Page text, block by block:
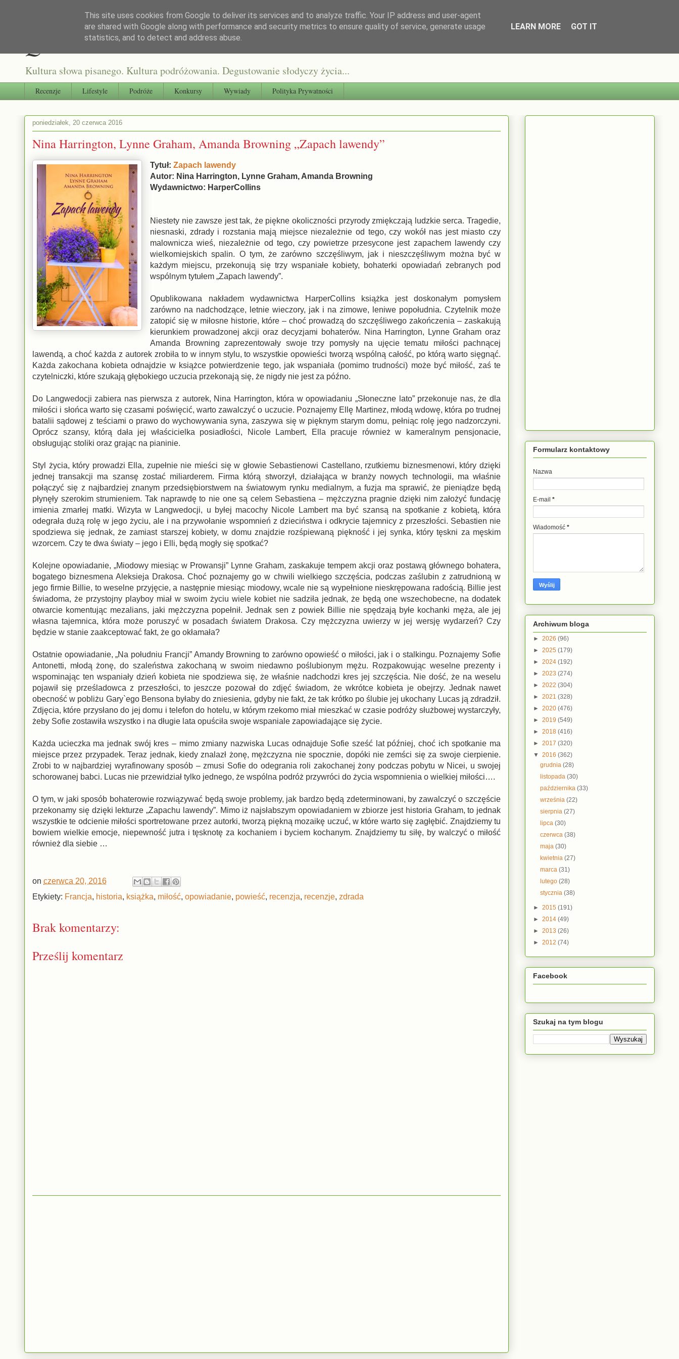
Qultura słowa
Kultura słowa pisanego. Kultura podróżowania. Degustowanie słodyczy życia...
Recenzje Lifestyle Podróże Konkursy Wywiady Polityka Prywatności
poniedziałek, 20 czerwca 2016
Nina Harrington, Lynne Graham, Amanda Browning „Zapach lawendy”
Tytuł: Zapach lawendy
Autor: Nina Harrington, Lynne Graham, Amanda Browning
Wydawnictwo: HarperCollins
Niestety nie zawsze jest tak, że piękne okoliczności przyrody zmiękczają ludzkie serca. Tragedie,
niesnaski, zdrady i rozstania mają miejsce niezależnie od tego, czy wokół nas jest miasto czy
malownicza wieś, niezależnie od tego, czy powietrze przesycone jest zapachem lawendy czy
wielkomiejskich spalin. O tym, że zarówno szczęśliwym, jak i nieszczęśliwym można być w
każdym miejscu, przekonują się trzy wspaniałe kobiety, bohaterki opowiadań zebranych pod
wspólnym tytułem „Zapach lawendy”.
Opublikowana nakładem wydawnictwa HarperCollins książka jest doskonałym pomysłem
zarówno na nadchodzące, letnie wieczory, jak i na zimowe, leniwe popołudnia. Czytelnik może
zatopić się w miłosne historie, które – choć prowadzą do szczęśliwego zakończenia – zaskakują
kierunkiem prowadzonej akcji oraz decyzjami bohaterów. Nina Harrington, Lynne Graham oraz
Amanda Browning zaprezentowały swoje trzy pomysły na ujęcie tematu miłości pachnącej
lawendą, a choć każda z autorek zrobiła to w innym stylu, to wszystkie opowieści tworzą wspólną całość, po którą warto sięgnąć.
Każda zakochana kobieta odnajdzie w książce potwierdzenie tego, jak wspaniała (pomimo trudności) może być miłość, zaś te
czytelniczki, które szukają głębokiego uczucia przekonają się, że nigdy nie jest za późno.
Do Langwedocji zabiera nas pierwsza z autorek, Nina Harrington, która w opowiadaniu „Słoneczne lato” przekonuje nas, że dla
miłości i słońca warto się czasami poświęcić, warto zawalczyć o uczucie. Poznajemy Ellę Martinez, młodą wdowę, która po trudnej
batalii sądowej z teściami o prawo do wychowywania syna, zaszywa się w pięknym starym domu, pełniąc rolę jego nadzorczyni.
Oprócz szansy, którą dała jej właścicielka posiadłości, Nicole Lambert, Ella pracuje również w kameralnym pensjonacie,
obsługując stoliki oraz grając na pianinie.
Styl życia, który prowadzi Ella, zupełnie nie mieści się w głowie Sebastienowi Castellano, rzutkiemu biznesmenowi, który dzięki
jednej transakcji ma szansę zostać miliarderem. Firma którą stworzył, działająca w branży nowych technologii, ma właśnie
połączyć się z najbardziej znanym przedsiębiorstwem na światowym rynku medialnym, a fuzja ma sprawić, że pieniądze będą
płynęły szerokim strumieniem. Tak naprawdę to nie one są celem Sebastiena – mężczyzna pragnie dzięki nim założyć fundację
imienia zmarłej matki. Wizyta w Langwedocji, u byłej macochy Nicole Lambert ma być szansą na spotkanie z kobietą, która
odegrała dużą rolę w jego życiu, ale i na przywołanie wspomnień z dzieciństwa i odkrycie tajemnicy z przeszłości. Sebastien nie
spodziewa się jednak, że zamiast starszej kobiety, w domu znajdzie rozśpiewaną piękność i jej synka, który tęskni za męskim
wzorcem. Czy te dwa światy – jego i Elli, będą mogły się spotkać?
Kolejne opowiadanie, „Miodowy miesiąc w Prowansji” Lynne Graham, zaskakuje tempem akcji oraz postawą głównego bohatera,
bogatego biznesmena Aleksieja Drakosa. Choć poznajemy go w chwili wielkiego szczęścia, podczas zaślubin z zatrudnioną w
jego firmie Billie, to weselne przyjęcie, a następnie miesiąc miodowy, wcale nie są wypełnione nieskrępowana radością. Billie jest
świadoma, że przystojny playboy miał w swoim życiu wiele kobiet nie sadziła jednak, że będą one wszechobecne, na dodatek
otwarcie komentując mezalians, jaki mężczyzna popełnił. Jednak sen z powiek Billie nie spędzają byłe kochanki męża, ale jej
własna tajemnica, która może poruszyć w posadach światem Drakosa. Czy mężczyzna uwierzy w jej wersję wydarzeń? Czy
będzie w stanie zaakceptować fakt, że go okłamała?
Ostatnie opowiadanie, „Na południu Francji” Amandy Browning to zarówno opowieść o miłości, jak i o stalkingu. Poznajemy Sofie
Antonetti, młodą żonę, do szaleństwa zakochaną w swoim niedawno poślubionym mężu. Rozpakowując weselne prezenty i
wspominając ten wspaniały dzień kobieta nie spodziewa się, że właśnie nadchodzi kres jej szczęścia. Nie dość, że na weselu
pojawił się prześladowca z przeszłości, to jeszcze pozował do zdjęć świadom, że wkrótce kobieta je obejrzy. Jednak nawet
obecność w pobliżu Gary`ego Bensona byłaby do zniesienia, gdyby nie fakt, że tak krótko po ślubie jej ukochany Lucas ją zdradził.
Zdjęcia, które przysłano do jej domu i telefon do hotelu, w którym rzekomo miał mieszkać w czasie podróży służbowej wystarczyły,
żeby Sofie zostawiła wszystko i na długie lata opuściła swoje wspaniale zapowiadające się życie.
Każda ucieczka ma jednak swój kres – mimo zmiany nazwiska Lucas odnajduje Sofie sześć lat później, choć ich spotkanie ma
miejsce przez przypadek. Teraz jednak, kiedy znalazł żonę, mężczyzna nie spocznie, dopóki nie zemści się za swoje cierpienie.
Zrobi to w najbardziej wyrafinowany sposób – zmusi Sofie do odegrania roli zakochanej żony podczas pobytu w Nicei, u swojej
schorowanej babci. Lucas nie przewidział tylko jednego, że wspólna podróż przywróci do życia wspomnienia o wielkiej miłości….
O tym, w jaki sposób bohaterowie rozwiązywać będą swoje problemy, jak bardzo będą zdeterminowani, by zawalczyć o szczęście
przekonamy się dzięki lekturze „Zapachu lawendy”. Mimo iż najsłabszym opowiadaniem w zbiorze jest historia Graham, to jednak
wszystkie te odcienie miłości sportretowane przez autorki, tworzą piękną mozaikę uczuć, w które warto się zagłębić. Znajdziemy tu
bowiem wielkie emocje, niepewność jutra i tęsknotę za kochaniem i byciem kochanym. Znajdziemy tu siłę, by walczyć o miłość
również dla siebie …
on czerwca 20, 2016
Etykiety: Francja, historia, książka, miłość, opowiadanie, powieść, recenzja, recenzje, zdrada
Brak komentarzy:
Prześlij komentarz
Formularz kontaktowy
Nazwa
E-mail *
Wiadomość *
Archiwum bloga
► 2026 (96)
► 2025 (179)
► 2024 (192)
► 2023 (274)
► 2022 (304)
► 2021 (328)
► 2020 (476)
► 2019 (549)
► 2018 (416)
► 2017 (320)
▼ 2016 (362)
grudnia(28)
listopada(30)
października(33)
września(22)
sierpnia(27)
lipca(30)
czerwca(38)
maja(30)
kwietnia(27)
marca(31)
lutego(28)
stycznia(38)
► 2015 (191)
► 2014 (49)
► 2013 (26)
► 2012 (74)
Facebook
Szukaj na tym blogu
This site uses cookies from Google to deliver its services and to analyze traffic. Your IP address and user-agent
are shared with Google along with performance and security metrics to ensure quality of service, generate usage
statistics, and to detect and address abuse.
LEARN MORE GOT IT